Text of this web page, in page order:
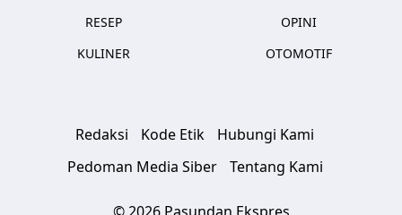
RESEP
KULINER
OPINI
OTOMOTIF
Redaksi Kode Etik
Hubungi Kami
Pedoman Media Siber
Tentang Kami